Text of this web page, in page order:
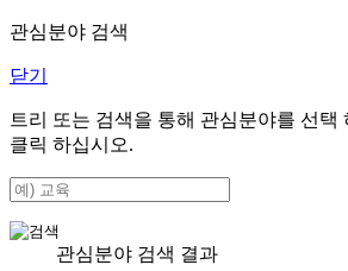
관심분야 검색
닫기
트리 또는 검색을 통해 관심분야를 선택
클릭 하십시오.
관심분야 검색 결과